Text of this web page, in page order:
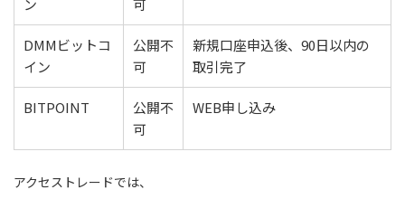
ン
可
DMMビットコ
イン
公開不
可
新規口座申込後、90日以内の
取引完了
BITPOINT
公開不
可
WEB申し込み
アクセストレードでは、